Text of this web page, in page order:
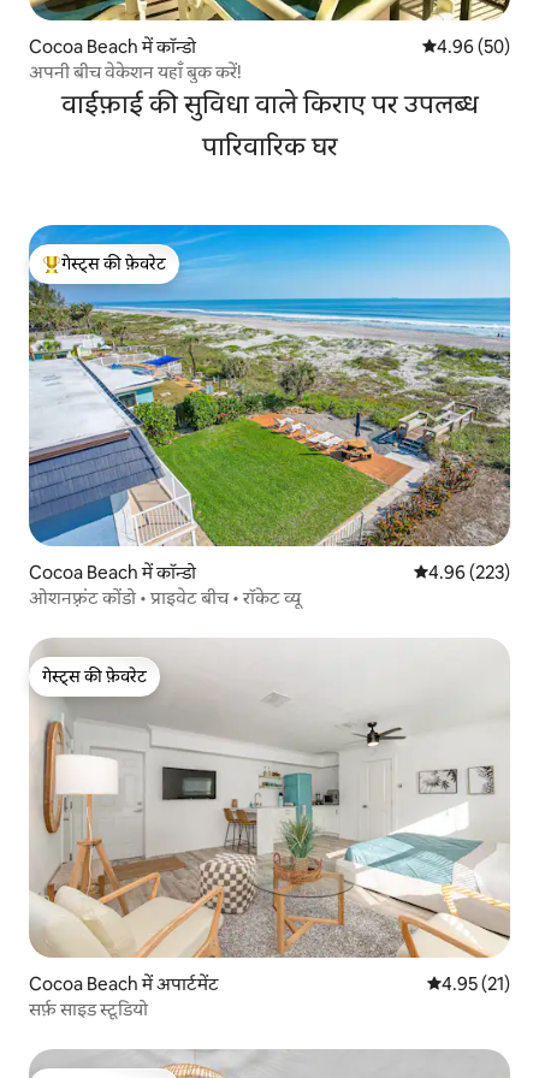
Cocoa Beach में कॉन्डो औसत रेटिंग 5 में
4.96 (50)
अपनी बीच वेकेशन यहाँ बुक करें!
वाईफ़ाई की सुविधा वाले किराए पर उपलब्ध
पारिवारिक घर
गेस्ट्स का टॉप फ़ेवरेट
गेस्ट्स की फ़ेवरेट
Cocoa Beach में कॉन्डो औसत रेटिंग 5 में से
4.96 (223)
ओशनफ़्रंट कोंडो • प्राइवेट बीच • रॉकेट व्यू
गेस्ट्स की फ़ेवरेट
गेस्ट्स की फ़ेवरेट
Cocoa Beach में अपार्टमेंट औसत रेटिंग 5 में
4.95 (21)
सर्फ़ साइड स्टूडियो